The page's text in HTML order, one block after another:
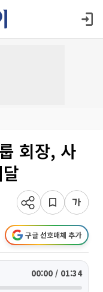
회장, 사
구글 선호매체 추가
00:00 / 01:34